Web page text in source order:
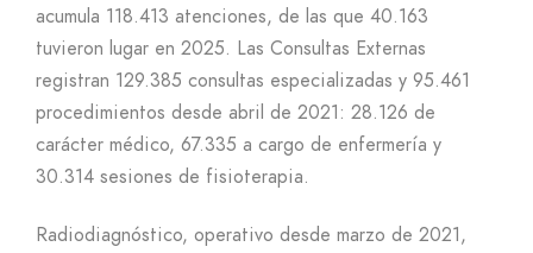
acumula 118.413 atenciones, de las que 40.163
tuvieron lugar en 2025. Las Consultas Externas
registran 129.385 consultas especializadas y 95.461
procedimientos desde abril de 2021: 28.126 de
carácter médico, 67.335 a cargo de enfermería y
30.314 sesiones de fisioterapia.
Radiodiagnóstico, operativo desde marzo de 2021,